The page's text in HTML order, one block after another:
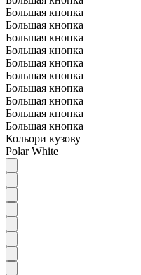
Большая кнопка
Большая кнопка
Большая кнопка
Большая кнопка
Большая кнопка
Большая кнопка
Большая кнопка
Большая кнопка
Большая кнопка
Большая кнопка
Кольори кузову
Polar White